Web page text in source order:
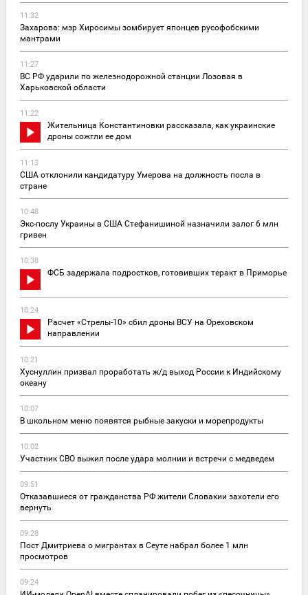
11:32
Захарова: мэр Хиросимы зомбирует японцев русофобскими
мантрами
11:27
ВС РФ ударили по железнодорожной станции Лозовая в
Харьковской области
11:22
Жительница Константиновки рассказала, как украинские
дроны сожгли ее дом
11:13
США отклонили кандидатуру Умерова на должность посла в
стране
10:48
Экс-послу Украины в США Стефанишиной назначили залог 6 млн
гривен
10:38
ФСБ задержала подростков, готовивших теракт в Приморье
10:24
Расчет «Стрелы-10» сбил дроны ВСУ на Ореховском
направлении
10:21
Хуснуллин призвал проработать ж/д выход России к Индийскому
океану
10:07
В школьном меню появятся рыбные закуски и морепродукты
10:02
Участник СВО выжил после удара молнии и встречи с медведем
09:51
Отказавшиеся от гражданства РФ жители Словакии захотели его
вернуть
09:28
Пост Дмитриева о мигрантах в Сеуте набрал более 1 млн
просмотров
09:24